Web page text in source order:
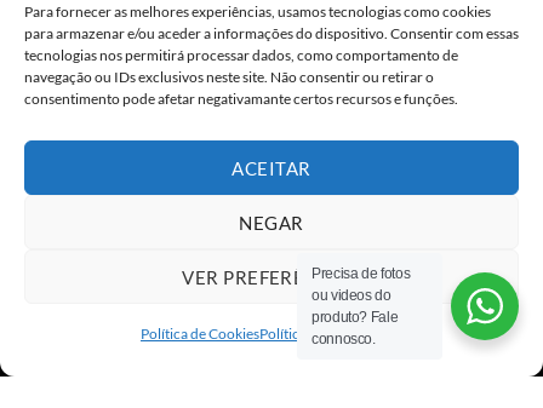
Para fornecer as melhores experiências, usamos tecnologias como cookies
para armazenar e/ou aceder a informações do dispositivo. Consentir com essas
tecnologias nos permitirá processar dados, como comportamento de
navegação ou IDs exclusivos neste site. Não consentir ou retirar o
consentimento pode afetar negativamante certos recursos e funções.
ACEITAR
NEGAR
VER PREFERÊNCIAS
Política de CookiesPolítica de privacidade
Stripe MasterCardCash
Copyright 2026 ©All rights reserved
Precisa de fotos
ou videos do
produto? Fale
connosco.